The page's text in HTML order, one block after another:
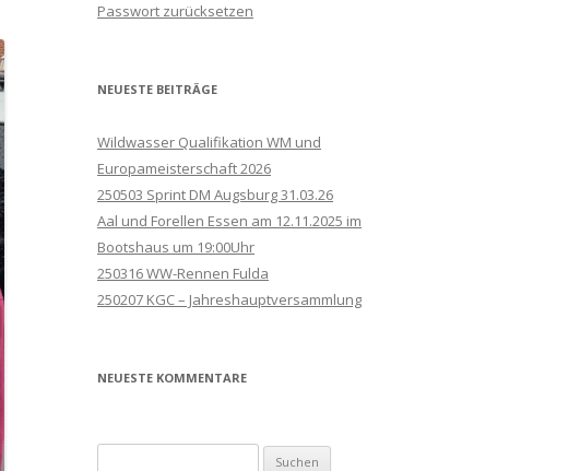
Passwort zurücksetzen
NEUESTE BEITRÄGE
Wildwasser Qualifikation WM und
Europameisterschaft 2026
250503 Sprint DM Augsburg 31.03.26
Aal und Forellen Essen am 12.11.2025 im
Bootshaus um 19:00Uhr
250316 WW-Rennen Fulda
250207 KGC – Jahreshauptversammlung
NEUESTE KOMMENTARE